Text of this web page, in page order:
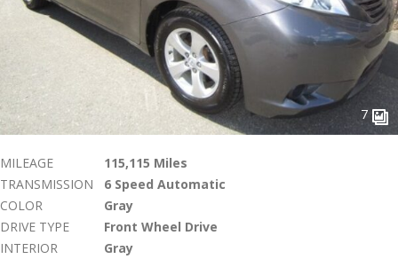
7
MILEAGE
115,115 Miles
TRANSMISSION
6 Speed Automatic
COLOR
Gray
DRIVE TYPE
Front Wheel Drive
INTERIOR
Gray
funkcijos.
Be šių
slapukų
svetainė
tinkamai
neveiks.